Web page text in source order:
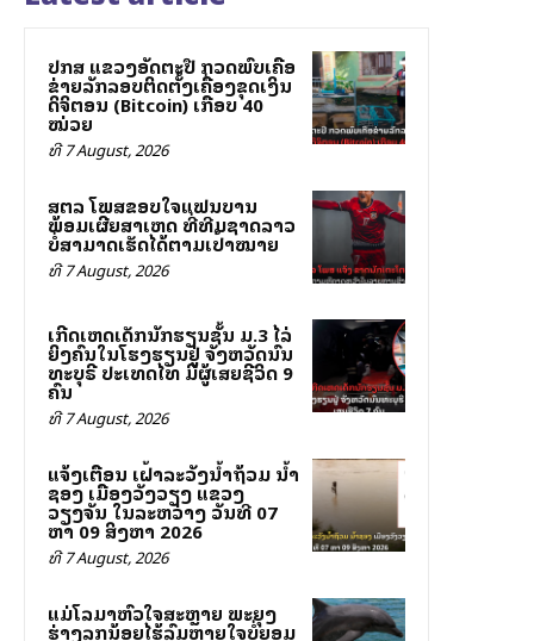
ປກສ ແຂວງອັດຕະປື ກວດພົບເຄືອ
ຂ່າຍລັກລອບຕິດຕັ້ງເຄື່ອງຂຸດເງິນ
ດິຈິຕອນ (Bitcoin) ເກືອບ 40
ໝ່ວຍ
ທີ 7 August, 2026
ສຕລ ໂພສຂອບໃຈແຟນບານ
ພ້ອມເຜີຍສາເຫດ ທີ່ທີມຊາດລາວ
ບໍ່ສາມາດເຮັດໄດ້ຕາມເປົ້າໝາຍ
ທີ 7 August, 2026
ເກີດເຫດເດັກນັກຮຽນຊັ້ນ ມ.3 ໄລ່
ຍິງຄົນໃນໂຮງຮຽນຢູ່ ຈັງຫວັດນົນ
ທະບຸຣີ ປະເທດໄທ ມີຜູ້ເສຍຊີວິດ 9
ຄົນ
ທີ 7 August, 2026
ແຈ້ງເຕືອນ ເຝົ້າລະວັງນ້ຳຖ້ວມ ນ້ຳ
ຊອງ ເມືອງວັງວຽງ ແຂວງ
ວຽງຈັນ ໃນລະຫວ່າງ ວັນທີ 07
ຫາ 09 ສິງຫາ 2026
ທີ 7 August, 2026
ແມ່ໂລມາຫົວໃຈສະຫຼາຍ ພະຍຸງ
ຮ່າງລູກນ້ອຍໄຮ້ລົມຫາຍໃຈບໍ່ຍອມ